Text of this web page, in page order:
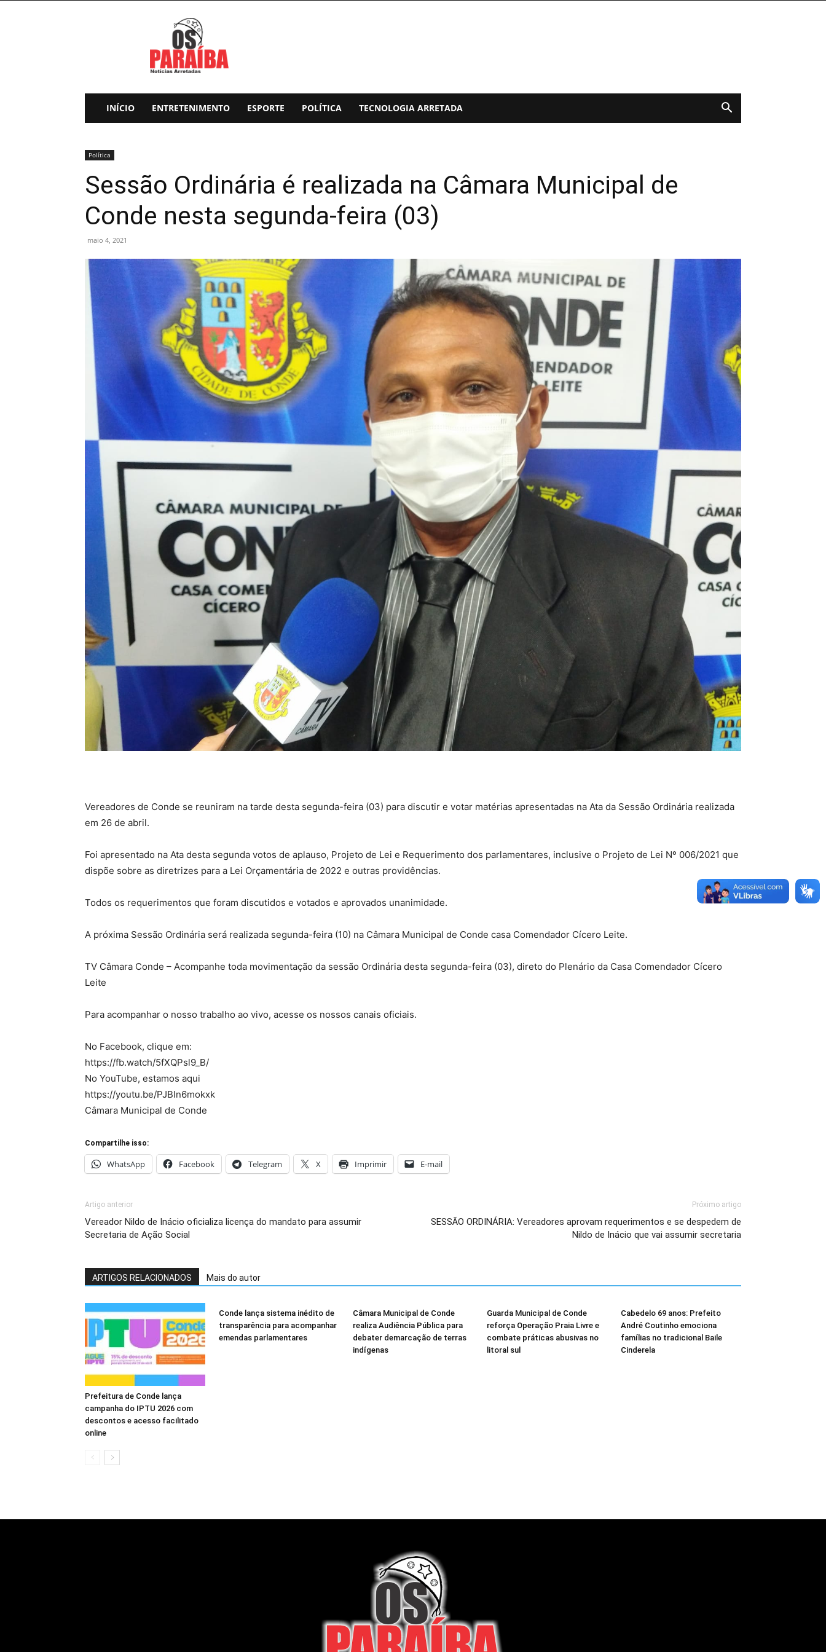
INÍCIO ENTRETENIMENTO ESPORTE POLÍTICA TECNOLOGIA ARRETADA
Política
Sessão Ordinária é realizada na Câmara Municipal de
Conde nesta segunda-feira (03)
maio 4, 2021
Vereadores de Conde se reuniram na tarde desta segunda-feira (03) para discutir e votar matérias apresentadas na Ata da Sessão Ordinária realizada
em 26 de abril.
Foi apresentado na Ata desta segunda votos de aplauso, Projeto de Lei e Requerimento dos parlamentares, inclusive o Projeto de Lei Nº 006/2021 que
dispõe sobre as diretrizes para a Lei Orçamentária de 2022 e outras providências.
Todos os requerimentos que foram discutidos e votados e aprovados unanimidade.
A próxima Sessão Ordinária será realizada segunda-feira (10) na Câmara Municipal de Conde casa Comendador Cícero Leite.
TV Câmara Conde – Acompanhe toda movimentação da sessão Ordinária desta segunda-feira (03), direto do Plenário da Casa Comendador Cícero
Leite
Para acompanhar o nosso trabalho ao vivo, acesse os nossos canais oficiais.
No Facebook, clique em:
https://fb.watch/5fXQPsl9_B/
No YouTube, estamos aqui
https://youtu.be/PJBln6mokxk
Câmara Municipal de Conde
Compartilhe isso:
WhatsApp Facebook Telegram X Imprimir E-mail
Artigo anterior
Vereador Nildo de Inácio oficializa licença do mandato para assumir
Secretaria de Ação Social
Próximo artigo
SESSÃO ORDINÁRIA: Vereadores aprovam requerimentos e se despedem de
Nildo de Inácio que vai assumir secretaria
ARTIGOS RELACIONADOS Mais do autor
Prefeitura de Conde lança
campanha do IPTU 2026 com
descontos e acesso facilitado
online
Conde lança sistema inédito de
transparência para acompanhar
emendas parlamentares
Câmara Municipal de Conde
realiza Audiência Pública para
debater demarcação de terras
indígenas
Guarda Municipal de Conde
reforça Operação Praia Livre e
combate práticas abusivas no
litoral sul
Cabedelo 69 anos: Prefeito
André Coutinho emociona
famílias no tradicional Baile
Cinderela